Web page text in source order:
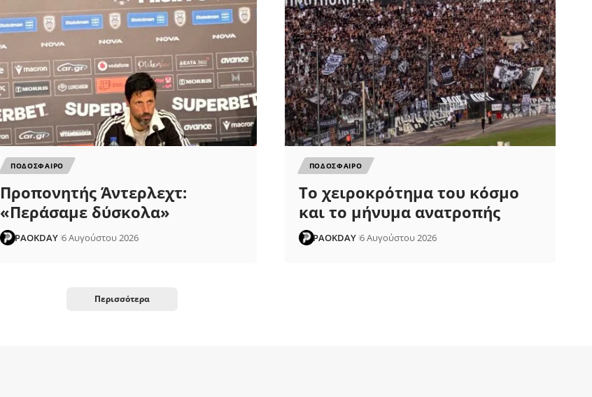
ΠΟΔΟΣΦΑΙΡΟ
Προπονητής Άντερλεχτ:
«Περάσαμε δύσκολα»
PAOKDAY 6 Αυγούστου 2026
ΠΟΔΟΣΦΑΙΡΟ
Το χειροκρότημα του κόσμο
και το μήνυμα ανατροπής
PAOKDAY 6 Αυγούστου 2026
Περισσότερα